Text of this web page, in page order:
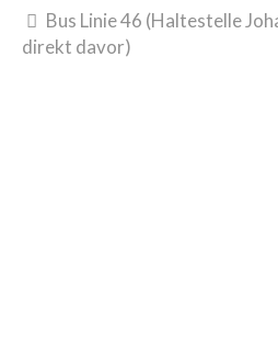
Bus Linie 46 (Haltestelle
direkt davor)